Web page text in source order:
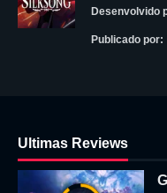
Desenvolvido
Publicado por:
Ultimas Reviews